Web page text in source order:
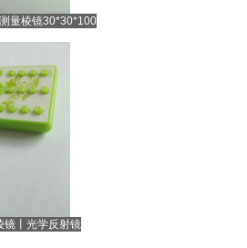
量棱镜30*30*100
镜丨光学反射镜